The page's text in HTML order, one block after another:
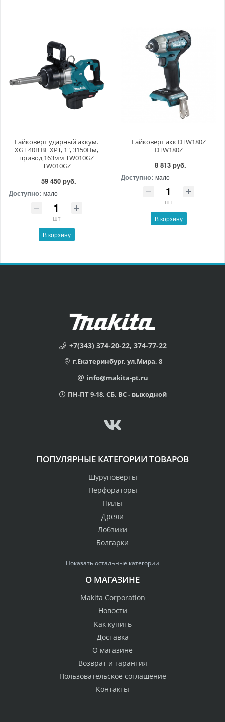
Гайковерт ударный аккум.
XGT 40В BL XPT, 1", 3150Нм,
привод 163мм TW010GZ
TW010GZ
59 450 руб.
Доступно: мало
шт
В корзину
Гайковерт акк DTW180Z
DTW180Z
8 813 руб.
Доступно: мало
шт
В корзину
+7(343) 374-20-22, 374-77-22
г.Екатеринбург, ул.Мира, 8
info@makita-pt.ru
ПН-ПТ 9-18, СБ, ВС - выходной
ПОПУЛЯРНЫЕ КАТЕГОРИИ ТОВАРОВ
Шуруповерты
Перфораторы
Пилы
Дрели
Лобзики
Болгарки
Показать остальные категории
О МАГАЗИНЕ
Makita Corporation
Новости
Как купить
Доставка
О магазине
Возврат и гарантия
Пользовательское соглашение
Контакты